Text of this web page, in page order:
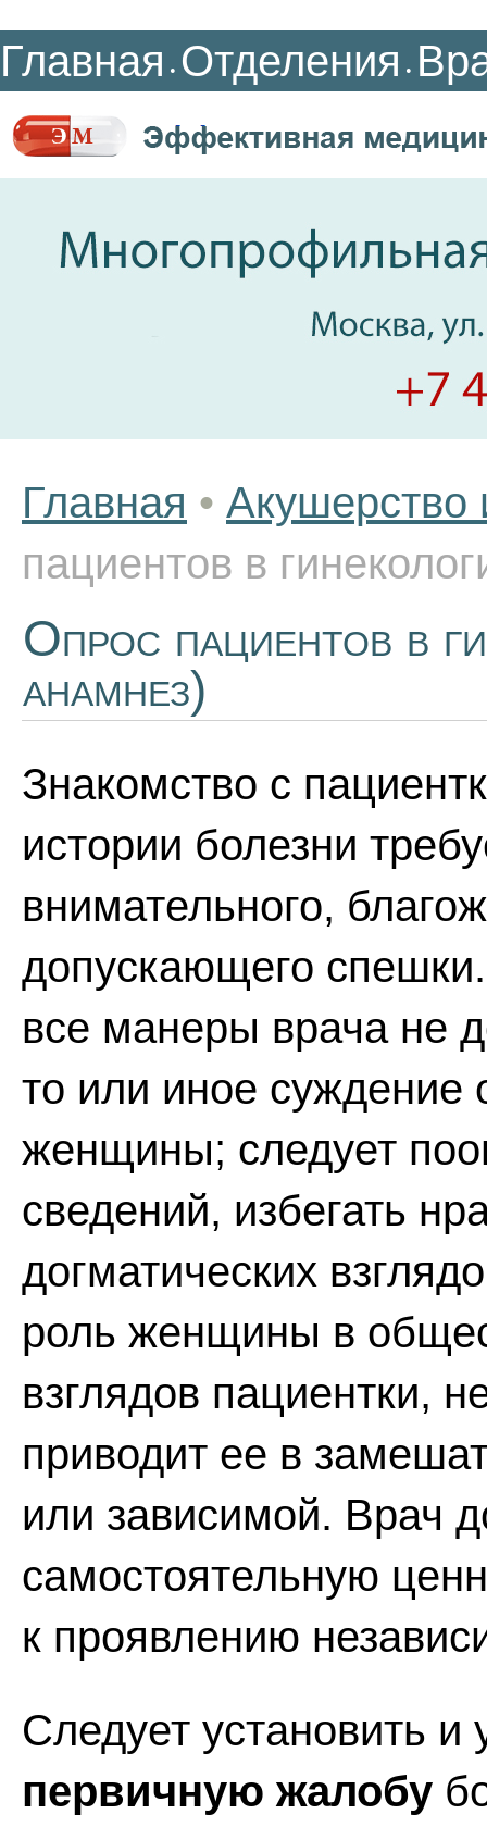
Главная • Отделения •
Главная • Акушерство
пациентов в
Опрос пациентов в
анамнез)
Знакомство с
истории болезни
внимательного,
допускающего
все манеры врача не
то или иное суждение
женщины; следует
сведений, избегать
догматических
роль женщины в
взглядов пациентки,
приводит ее в
или зависимой. Врач
самостоятельную
к проявлению
Следует установить и
первичную жалобу